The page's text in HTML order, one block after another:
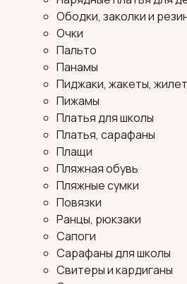
Ободки, заколки и
Очки
Пальто
Панамы
Пиджаки, жакеты,
Пижамы
Платья для школы
Платья, сарафаны
Плащи
Пляжная обувь
Пляжные сумки
Повязки
Ранцы, рюкзаки
Сапоги
Сарафаны для школы
Свитеры и кардиганы